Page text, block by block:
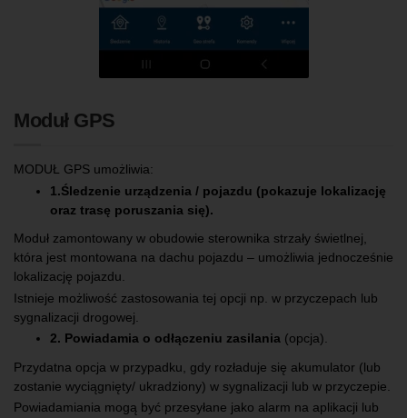
Moduł GPS
MODUŁ GPS umożliwia:
1.Śledzenie urządzenia / pojazdu (pokazuje lokalizację
oraz trasę poruszania się).
Moduł zamontowany w obudowie sterownika strzały świetlnej,
która jest montowana na dachu pojazdu – umożliwia jednocześnie
lokalizację pojazdu.
Istnieje możliwość zastosowania tej opcji np. w przyczepach lub
sygnalizacji drogowej.
2. Powiadamia o odłączeniu zasilania (opcja).
Przydatna opcja w przypadku, gdy rozładuje się akumulator (lub
zostanie wyciągnięty/ ukradziony) w sygnalizacji lub w przyczepie.
Powiadamiania mogą być przesyłane jako alarm na aplikacji lub